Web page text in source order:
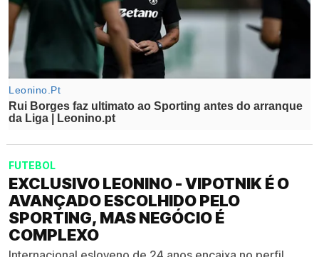
FUTEBOL
EXCLUSIVO LEONINO - VIPOTNIK É O
AVANÇADO ESCOLHIDO PELO
SPORTING, MAS NEGÓCIO É
COMPLEXO